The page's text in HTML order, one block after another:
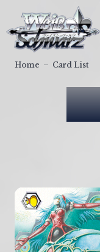
ァ
イ
Home Card List